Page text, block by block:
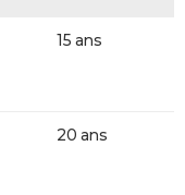
15 ans
20 ans